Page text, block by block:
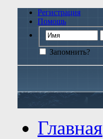
Регистрация
Помощь
Запомнить?
Главная